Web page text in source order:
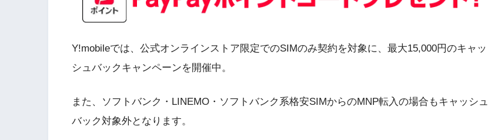
Y!mobileでは、公式オンラインストア限定でのSIMのみ契約を対象に、最大15,000円のキャッ
シュバックキャンペーンを開催中。
また、ソフトバンク・LINEMO・ソフトバンク系格安SIMからのMNP転入の場合もキャッシュ
バック対象外となります。